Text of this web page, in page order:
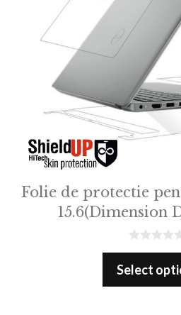
Folie de protectie
15.6(Dimension
0
u
Select